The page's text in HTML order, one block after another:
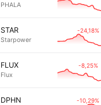
PHALA
STAR
Starpower
-24,18%
FLUX
Flux
-8,25%
DPHN -10,29%